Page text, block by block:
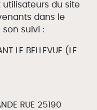
utilisateurs du site
dans le
suivi :
LE BELLEVUE (LE
RUE 25190